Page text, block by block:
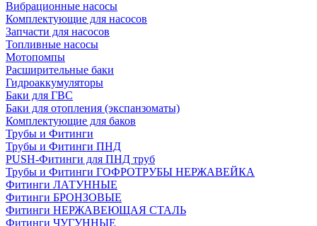
Вибрационные насосы
Комплектующие для насосов
Запчасти для насосов
Топливные насосы
Мотопомпы
Расширительные баки
Гидроаккумуляторы
Баки для ГВС
Баки для отопления (экспанзоматы)
Комплектующие для баков
Трубы и Фитинги
Трубы и Фитинги ПНД
PUSH-Фитинги для ПНД труб
Трубы и Фитинги ГОФРОТРУБЫ НЕРЖАВЕЙКА
Фитинги ЛАТУННЫЕ
Фитинги БРОНЗОВЫЕ
Фитинги НЕРЖАВЕЮЩАЯ СТАЛЬ
Фитинги ЧУГУННЫЕ